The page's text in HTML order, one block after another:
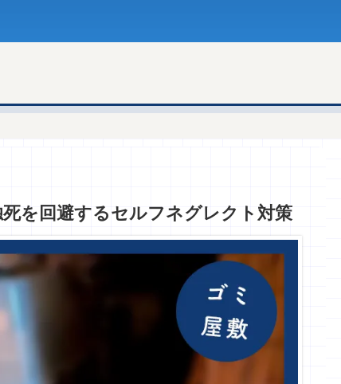
を回避するセルフネグレクト対策